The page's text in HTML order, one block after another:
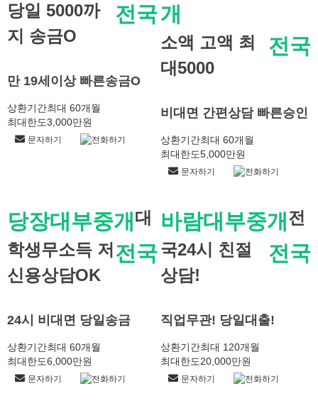
전국
당일 5000까
지 송금O
만 19세이상 빠른송금O
상환기간최대 60개월
최대한도3,000만원
문자하기 전화하기
개
전국
소액 고액 최
대5000
비대면 간편상담 빠른승인
상환기간최대 60개월
최대한도5,000만원
문자하기 전화하기
당장대부중개
전국
대
학생무소득 저
신용상담OK
24시 비대면 당일송금
상환기간최대 60개월
최대한도6,000만원
문자하기 전화하기
바람대부중개
전국
전
국24시 친절
상담!
직업무관! 당일대출!
상환기간최대 120개월
최대한도20,000만원
문자하기 전화하기